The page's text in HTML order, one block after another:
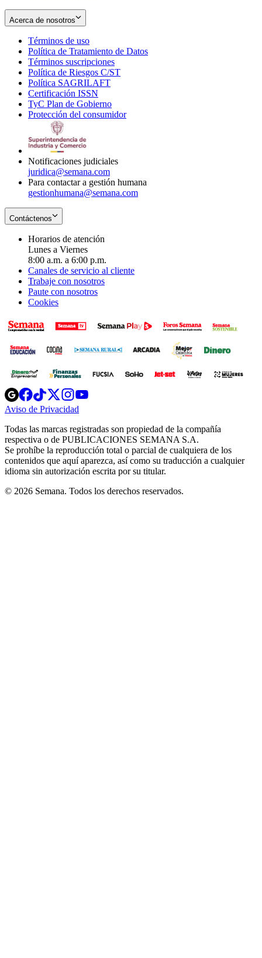
Acerca de nosotros
Términos de uso
in
new
window
Política de Tratamiento de Datos
Términos suscripciones
in
Política de Riesgos C/ST
Política SAGRILAFT
new
window
Certificación ISSN
in
new
TyC Plan de Gobierno
in
Protección del consumidorOpens
Notificaciones judiciales
juridica@semana.com
Para contactar a gestión humana
gestionhumana@semana.com
Contáctenos
Horarios de atención
Lunes a Viernes
8:00 a.m. a 6:00 p.m.
Canales de servicio al cliente
Trabaje con nosotros
Paute con nosotros
Cookies
Opens
in
new
Opens
in
new
Opens
in
new
window
Opens
new
windowwindow
Aviso de Privacidad
new
window
Todas las marcas registradas son propiedad de la compañía
respectiva o de PUBLICACIONES SEMANA S.A.
Se prohíbe la reproducción total o parcial de cualquiera de los
contenidos que aquí aparezca, así como su traducción a cualquier
idioma sin autorización escrita por su titular.
© 2026 Semana. Todos los derechos reservados.